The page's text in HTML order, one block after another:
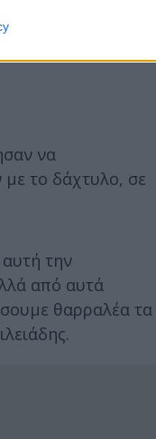
να
το δάχτυλο, σε
την
από αυτά
θαρραλέα τα